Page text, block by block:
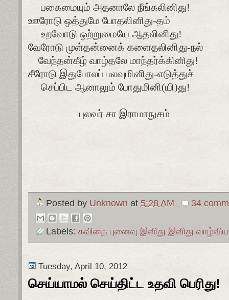
பகைமையும் அதனாலே நீங்கலினிது!
ஊரோடு ஒத்துமே போதலினிது-தம்
உறவோடு ஒற்றுமையே ஆதலினிது!
வேரோடு முள்தன்னைக் களைதலினிது-நல்
வேந்தன்கீழ் வாழ்தலே மாந்தர்க்கினிது!
சீரோடு இதுபோலப் பலவுமினிது-எடுத்துச்
செப்பிட ஆனாலும் போதுமினி(யி)து!
புலவர் சா இராமாநுசம்
Posted by Unknown at 5:28 AM 34
Labels: கவிதை புனைவு இனிது இனிது
Tuesday, April 10, 2012
செய்யாமல் செய்திட்ட உதவி பெரிது!